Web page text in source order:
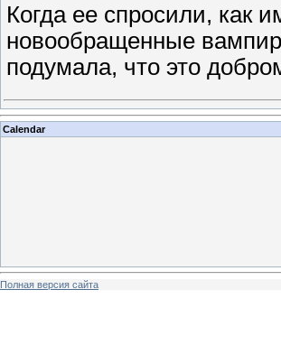
Когда ее спросили, как
новообращенные
подумала, что это
Calendar
Полная версия сайта